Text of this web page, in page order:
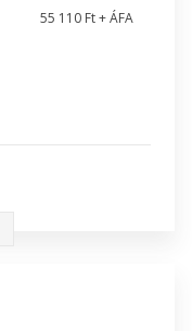
55 110 Ft + ÁFA